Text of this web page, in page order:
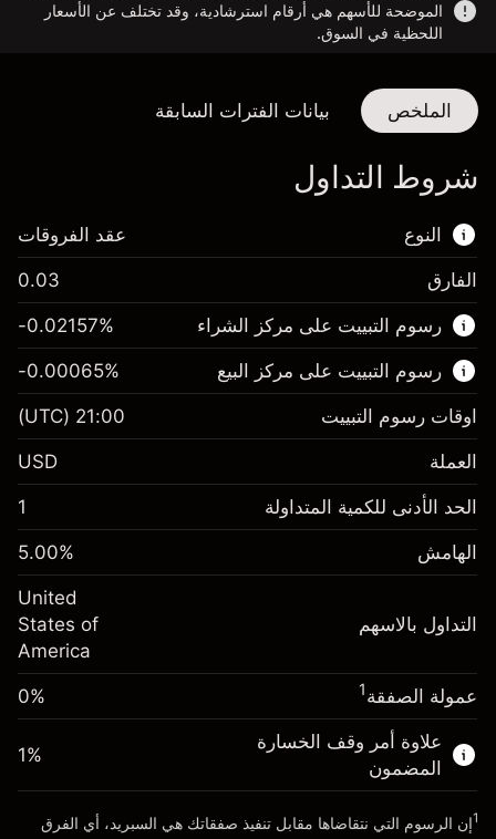
الموضحة للأسهم هي أرقام استرشادية، وقد تختلف عن الأسعار
اللحظية في السوق.
الملخص بيانات الفترات السابقة
شروط التداول
النوع
هذا السوق المالي متاح للتداول من خلال عقود
الفروقات.
اعرف المزيد عن:
عقود الفروقات
عقد الفروقات
الفارق 0.03
رسوم التبييت على مركز الشراء
الهامش. استثمارك $1,000.00
-0.021568
%
(-$4.31)
المال من الرافعة المالية ~
الذهاب إلى المنصة
-0.02157%
رسوم التبييت على مركز البيع
الهامش. استثمارك $1,000.00
-0.000654
%
(-$0.13)
المال من الرافعة المالية ~$19,000.00
الذهاب إلى المنصة
-0.00065%
اوقات رسوم التبييت 21:00
(UTC)
العملة USD
الحد الأدنى للكمية المتداولة 1
الهامش 5.00%
التداول بالاسهم
United
States of
America
عمولة الصفقة1
0%
علاوة أمر وقف الخسارة
المضمون
1%
1إن الرسوم التي نتقاضاها مقابل تنفيذ صفقاتك هي السبريد، أي الفرق